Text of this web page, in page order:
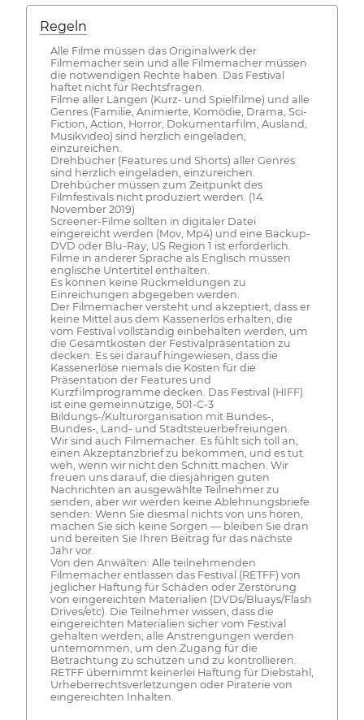
Regeln
Alle Filme müssen das Originalwerk der
Filmemacher sein und alle Filmemacher müssen
die notwendigen Rechte haben. Das Festival
haftet nicht für Rechtsfragen.
Filme aller Längen (Kurz- und Spielfilme) und alle
Genres (Familie, Animierte, Komödie, Drama, Sci-
Fiction, Action, Horror, Dokumentarfilm, Ausland,
Musikvideo) sind herzlich eingeladen,
einzureichen.
Drehbücher (Features und Shorts) aller Genres
sind herzlich eingeladen, einzureichen.
Drehbücher müssen zum Zeitpunkt des
Filmfestivals nicht produziert werden. (14.
November 2019)
Screener-Filme sollten in digitaler Datei
eingereicht werden (Mov, Mp4) und eine Backup-
DVD oder Blu-Ray, US Region 1 ist erforderlich.
Filme in anderer Sprache als Englisch müssen
englische Untertitel enthalten.
Es können keine Rückmeldungen zu
Einreichungen abgegeben werden.
Der Filmemacher versteht und akzeptiert, dass er
keine Mittel aus dem Kassenerlös erhalten, die
vom Festival vollständig einbehalten werden, um
die Gesamtkosten der Festivalpräsentation zu
decken. Es sei darauf hingewiesen, dass die
Kassenerlöse niemals die Kosten für die
Präsentation der Features und
Kurzfilmprogramme decken. Das Festival (HIFF)
ist eine gemeinnützige, 501-C-3
Bildungs-/Kulturorganisation mit Bundes-,
Bundes-, Land- und Stadtsteuerbefreiungen.
Wir sind auch Filmemacher. Es fühlt sich toll an,
einen Akzeptanzbrief zu bekommen, und es tut
weh, wenn wir nicht den Schnitt machen. Wir
freuen uns darauf, die diesjährigen guten
Nachrichten an ausgewählte Teilnehmer zu
senden, aber wir werden keine Ablehnungsbriefe
senden: Wenn Sie diesmal nichts von uns hören,
machen Sie sich keine Sorgen — bleiben Sie dran
und bereiten Sie Ihren Beitrag für das nächste
Jahr vor.
Von den Anwälten: Alle teilnehmenden
Filmemacher entlassen das Festival (RETFF) von
jeglicher Haftung für Schäden oder Zerstörung
von eingereichten Materialien (DVDs/Bluays/Flash
Drives/etc). Die Teilnehmer wissen, dass die
eingereichten Materialien sicher vom Festival
gehalten werden; alle Anstrengungen werden
unternommen, um den Zugang für die
Betrachtung zu schützen und zu kontrollieren.
RETFF übernimmt keinerlei Haftung für Diebstahl,
Urheberrechtsverletzungen oder Piraterie von
eingereichten Inhalten.